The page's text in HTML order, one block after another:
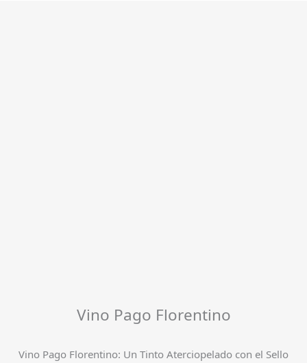
Vino Pago Florentino
Vino Pago Florentino: Un Tinto Aterciopelado con el Sello